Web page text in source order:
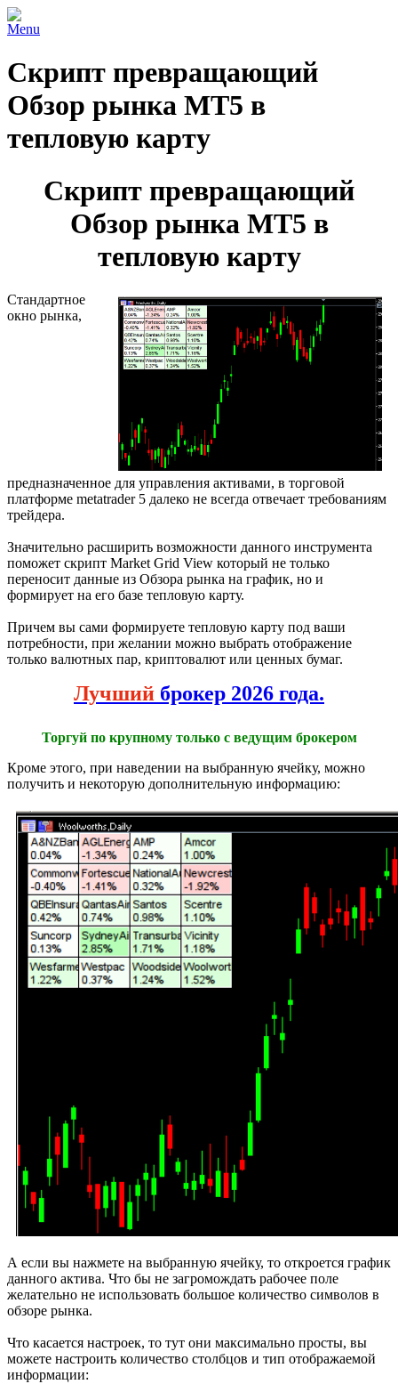
Menu
Скрипт превращающий
Обзор рынка МТ5 в
тепловую карту
Скрипт превращающий
Обзор рынка МТ5 в
тепловую карту
Стандартное
окно рынка,
предназначенное для управления активами, в торговой
платформе metatrader 5 далеко не всегда отвечает требованиям
трейдера.
Значительно расширить возможности данного инструмента
поможет скрипт Market Grid View который не только
переносит данные из Обзора рынка на график, но и
формирует на его базе тепловую карту.
Причем вы сами формируете тепловую карту под ваши
потребности, при желании можно выбрать отображение
только валютных пар, криптовалют или ценных бумаг.
Лучший брокер 2026 года.
Торгуй по крупному только с ведущим брокером
Кроме этого, при наведении на выбранную ячейку, можно
получить и некоторую дополнительную информацию:
А если вы нажмете на выбранную ячейку, то откроется график
данного актива. Что бы не загромождать рабочее поле
желательно не использовать большое количество символов в
обзоре рынка.
Что касается настроек, то тут они максимально просты, вы
можете настроить количество столбцов и тип отображаемой
информации: